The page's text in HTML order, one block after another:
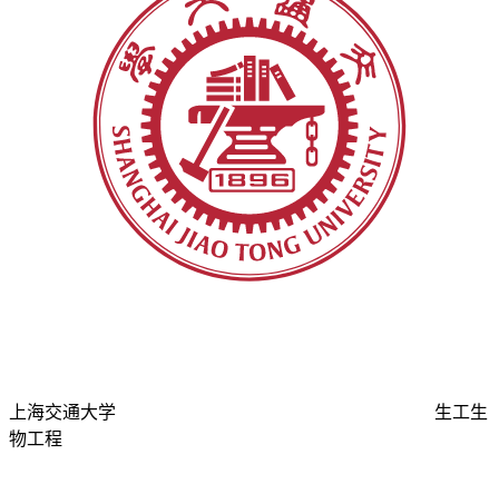
上海交通大学
生工生
物工程